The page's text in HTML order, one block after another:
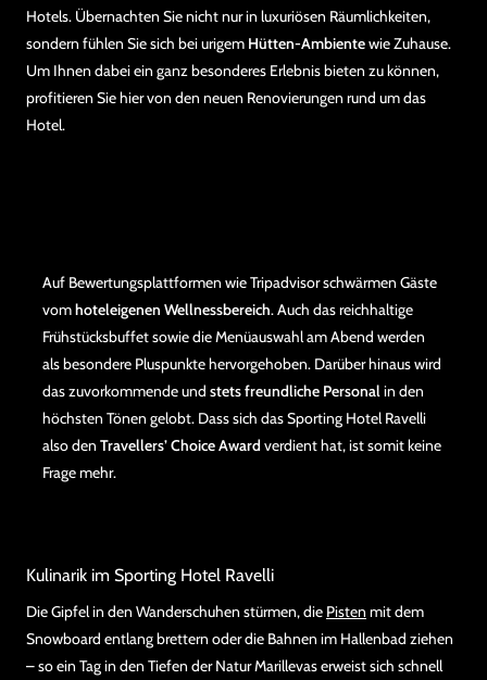
Hotels. Übernachten Sie nicht nur in luxuriösen Räumlichkeiten,
sondern fühlen Sie sich bei urigem Hütten-Ambientewie Zuhause.
Um Ihnen dabei ein ganz besonderes Erlebnis bieten zu können,
profitieren Sie hier von den neuen Renovierungen rund um das
Hotel.
Auf Bewertungsplattformen wie Tripadvisor schwärmen Gäste
vomhoteleigenen Wellnessbereich. Auch das reichhaltige
Frühstücksbuffet sowie die Menüauswahl am Abend werden
als besondere Pluspunkte hervorgehoben. Darüber hinaus wird
das zuvorkommende und stets freundliche Personalin den
höchsten Tönen gelobt. Dass sich das Sporting Hotel Ravelli
also den Travellers’ Choice Awardverdient hat, ist somit keine
Frage mehr.
Kulinarik im Sporting Hotel Ravelli
Die Gipfel in den Wanderschuhen stürmen, die Pisten mit dem
Snowboard entlang brettern oder die Bahnen im Hallenbad ziehen
– so ein Tag in den Tiefen der Natur Marillevas erweist sich schnell